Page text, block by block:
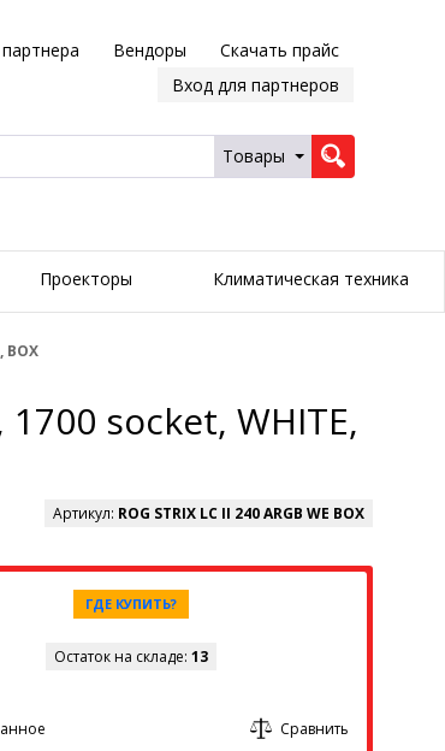
Вендоры
Скачать прайс
Вход для партнеров
Товары
Проекторы Климатическая техника
BOX
1700 socket, WHITE,
Артикул: ROG STRIX LC II 240 ARGB WE BOX
ГДЕ КУПИТЬ?
Остаток на складе:13
Сравнить